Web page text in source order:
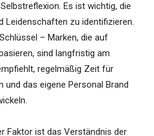
Es ist wichtig, die
Leidenschaften zu identifizieren.
– Marken, die auf
sind langfristig am
regelmäßig Zeit für
und das eigene Personal Brand
Faktor ist das Verständnis der